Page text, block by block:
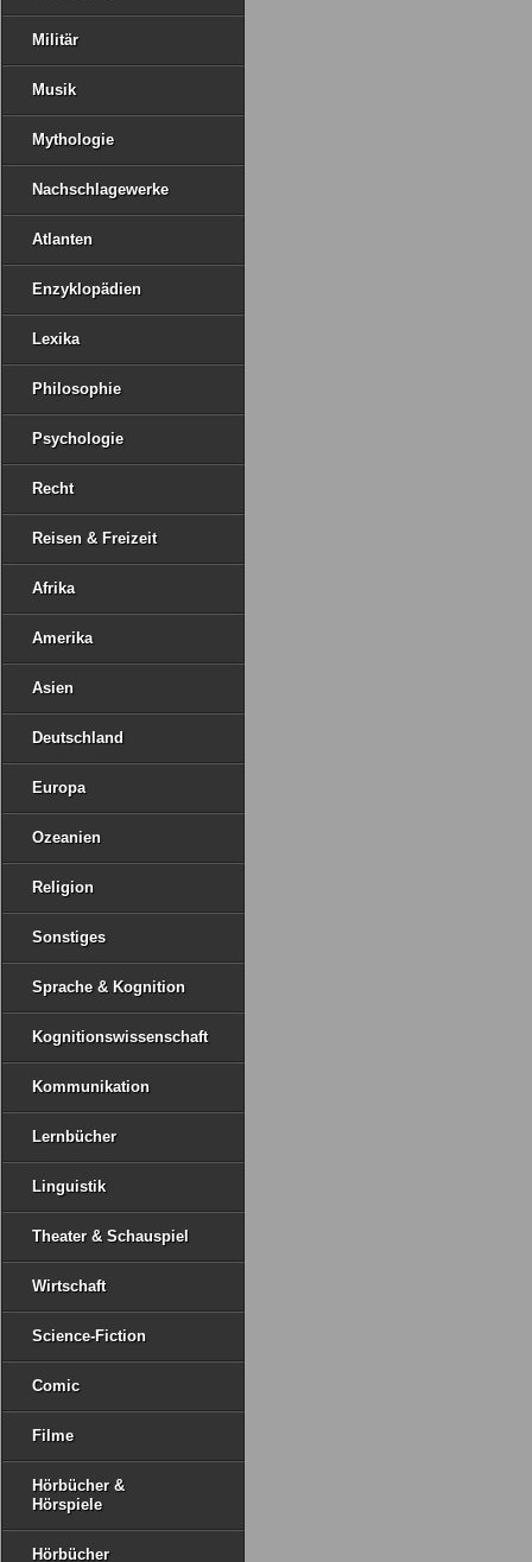
Militär
Musik
Mythologie
Nachschlagewerke
Atlanten
Enzyklopädien
Lexika
Philosophie
Psychologie
Recht
Reisen & Freizeit
Afrika
Amerika
Asien
Deutschland
Europa
Ozeanien
Religion
Sonstiges
Sprache & Kognition
Kognitionswissenschaft
Kommunikation
Lernbücher
Linguistik
Theater & Schauspiel
Wirtschaft
Science-Fiction
Comic
Filme
Hörbücher &
Hörspiele
Hörbücher